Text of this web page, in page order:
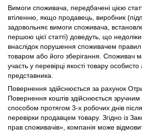
Вимоги споживача, передбачені цією
втіленню, якщо продавець, виробник
задовольняє вимоги споживача,
першою цієї статті) доведуть, що
внаслідок порушення споживачем правил
товаром або його зберігання. Споживач
участь у перевірці якості товару
представника.
Повернення здійснюється за рахунок
Повернення коштів здійснюється зручним
способом протягом 3-х робочих днів
перевірки продавцем товару. Згідно із
прав споживачів», компанія може